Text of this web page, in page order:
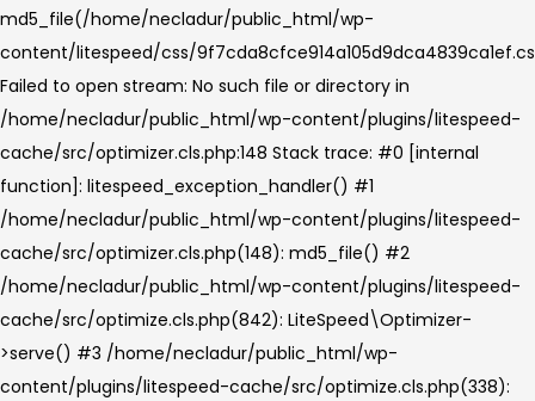
md5_file(/home/necladur/public_html/wp-
content/litespeed/css/
Failed to open stream: No such file or directory in
/home/necladur/public_html/wp-content/plugins/litespeed-
cache/src/optimizer.cls.php:148 Stack trace: #0 [internal
function]: litespeed_exception_handler() #1
/home/necladur/public_html/wp-content/plugins/litespeed-
cache/src/optimizer.cls.php(148): md5_file() #2
/home/necladur/public_html/wp-content/plugins/litespeed-
cache/src/optimize.cls.php(842): LiteSpeed\Optimizer-
>serve() #3 /home/necladur/public_html/wp-
content/plugins/litespeed-cache/src/optimize.cls.php(338):